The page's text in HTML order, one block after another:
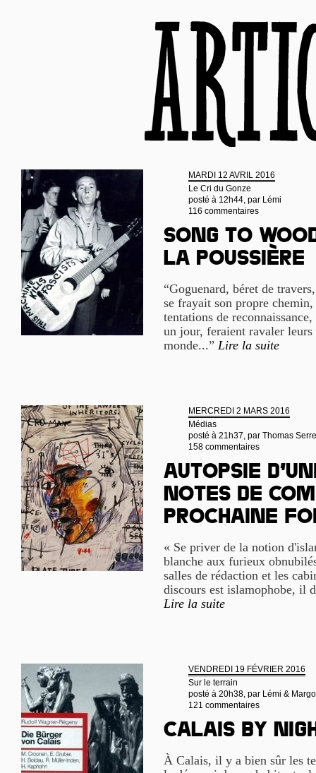
MARDI 12 AVRIL 2016
Le Cri du Gonze
posté à 12h44, par Lémi
116 commentaires
Song to
la poussière
“Goguenard, béret de
se frayait son propre
tentations de
un jour, feraient ravaler
monde...” Lire la suite
MERCREDI 2 MARS 2016
Médias
posté à 21h37, par Thomas
158 commentaires
Autopsie
notes de
prochaine
« Se priver de la notion
blanche aux furieux
salles de rédaction et les
discours est islamophobe, il
Lire la suite
VENDREDI 19 FÉVRIER 2016
Sur le terrain
posté à 20h38, par Lémi & Margo
121 commentaires
Calais by
À Calais, il y a bien sûr les